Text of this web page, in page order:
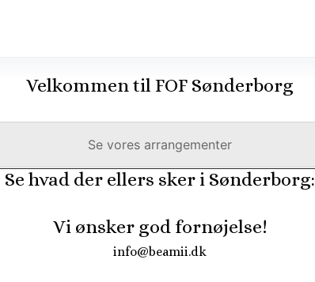
Velkommen til FOF Sønderborg
Se vores arrangementer
Se hvad der ellers sker i Sønderborg:
Vi ønsker god fornøjelse!
info@beamii.dk